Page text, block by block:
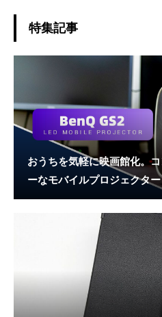
特集記事
おうちを気軽に映画館化。
ーなモバイルプロジェクタ